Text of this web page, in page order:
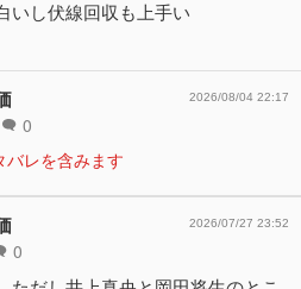
いし伏線回収も上手い
0
2026/08/04 22:17
バレを含みます
0
2026/07/27 23:52